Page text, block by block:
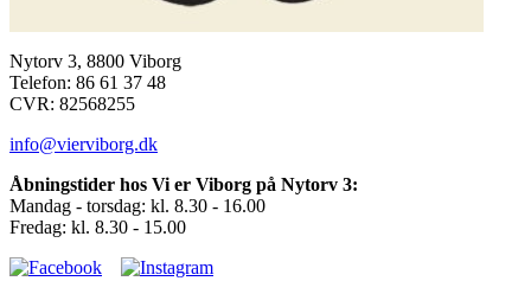
Nytorv 3, 8800 Viborg
Telefon: 86 61 37 48
CVR: 82568255
info@vierviborg.dk
Åbningstider hos Vi er Viborg på Nytorv 3:
Mandag - torsdag: kl. 8.30 - 16.00
Fredag: kl. 8.30 - 15.00